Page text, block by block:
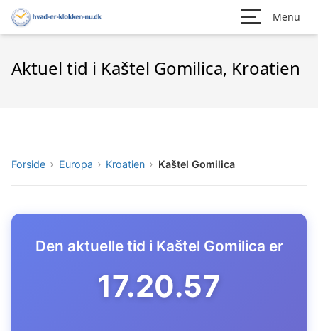
Menu
Aktuel tid i Kaštel Gomilica, Kroatien
Forside Europa Kroatien Kaštel Gomilica
Den aktuelle tid i Kaštel Gomilica er
17.20.58